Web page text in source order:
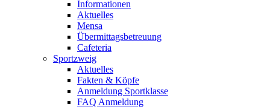
Informationen
Aktuelles
Mensa
Übermittagsbetreuung
Cafeteria
Sportzweig
Aktuelles
Fakten & Köpfe
Anmeldung Sportklasse
FAQ Anmeldung